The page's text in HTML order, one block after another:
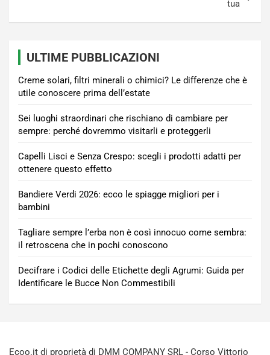
tua
ULTIME PUBBLICAZIONI
Creme solari, filtri minerali o chimici? Le differenze che è
utile conoscere prima dell’estate
Sei luoghi straordinari che rischiano di cambiare per
sempre: perché dovremmo visitarli e proteggerli
Capelli Lisci e Senza Crespo: scegli i prodotti adatti per
ottenere questo effetto
Bandiere Verdi 2026: ecco le spiagge migliori per i
bambini
Tagliare sempre l’erba non è così innocuo come sembra:
il retroscena che in pochi conoscono
Decifrare i Codici delle Etichette degli Agrumi: Guida per
Identificare le Bucce Non Commestibili
Ecoo.it di proprietà di DMM COMPANY SRL - Corso Vittorio